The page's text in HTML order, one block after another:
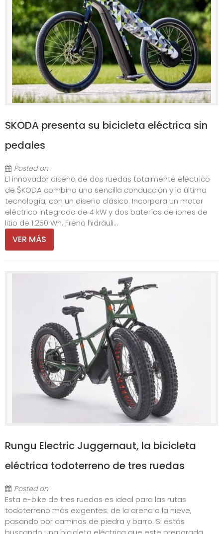
SKODA presenta su bicicleta eléctrica sin
pedales
Posted on
El innovador diseño de dos ruedas totalmente eléctrico
de ŠKODA combina una sencilla conducción y la última
tecnología, con un diseño clásico. Incorpora un motor
eléctrico integrado de 4 kW y dos baterías de iones de
litio de 1.250 Wh. Freno hidráuli...
VER MÁS
Rungu Electric Juggernaut, la bicicleta
eléctrica todoterreno de tres ruedas
Posted on
Esta e-bike de tres ruedas es ideal para las rutas
todoterreno más exigentes: de la arena a la nieve,
pasando por caminos de piedra y barro. Si estás